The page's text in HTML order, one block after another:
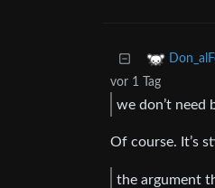
vor 1 Tag
we don’t
Of course. It’s
the argument